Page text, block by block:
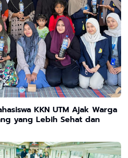
KKN UTM Ajak Warga
yang Lebih Sehat dan